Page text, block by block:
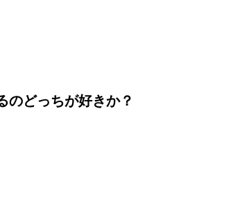
のどっちが好きか？